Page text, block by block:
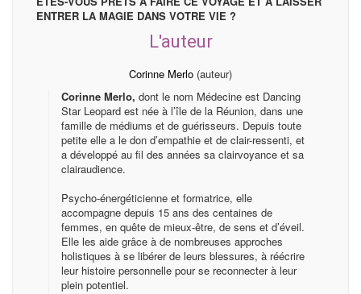
ENTRER LA MAGIE DANS VOTRE VIE ?
L'auteur
Corinne Merlo (auteur)
Corinne Merlo, dont le nom Médecine est Dancing
Star Leopard est née à l’île de la Réunion, dans une
famille de médiums et de guérisseurs. Depuis toute
petite elle a le don d’empathie et de clair-ressenti, et
a développé au fil des années sa clairvoyance et sa
clairaudience.
Psycho-énergéticienne et formatrice, elle
accompagne depuis 15 ans des centaines de
femmes, en quête de mieux-être, de sens et d’éveil.
Elle les aide grâce à de nombreuses approches
holistiques à se libérer de leurs blessures, à réécrire
leur histoire personnelle pour se reconnecter à leur
plein potentiel.